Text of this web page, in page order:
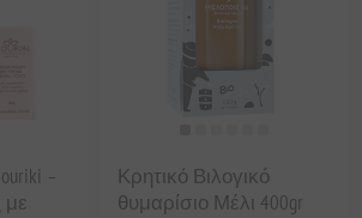
–
με
Κρητικό Βιλογικό
θυμαρίσιο Μέλι 400gr